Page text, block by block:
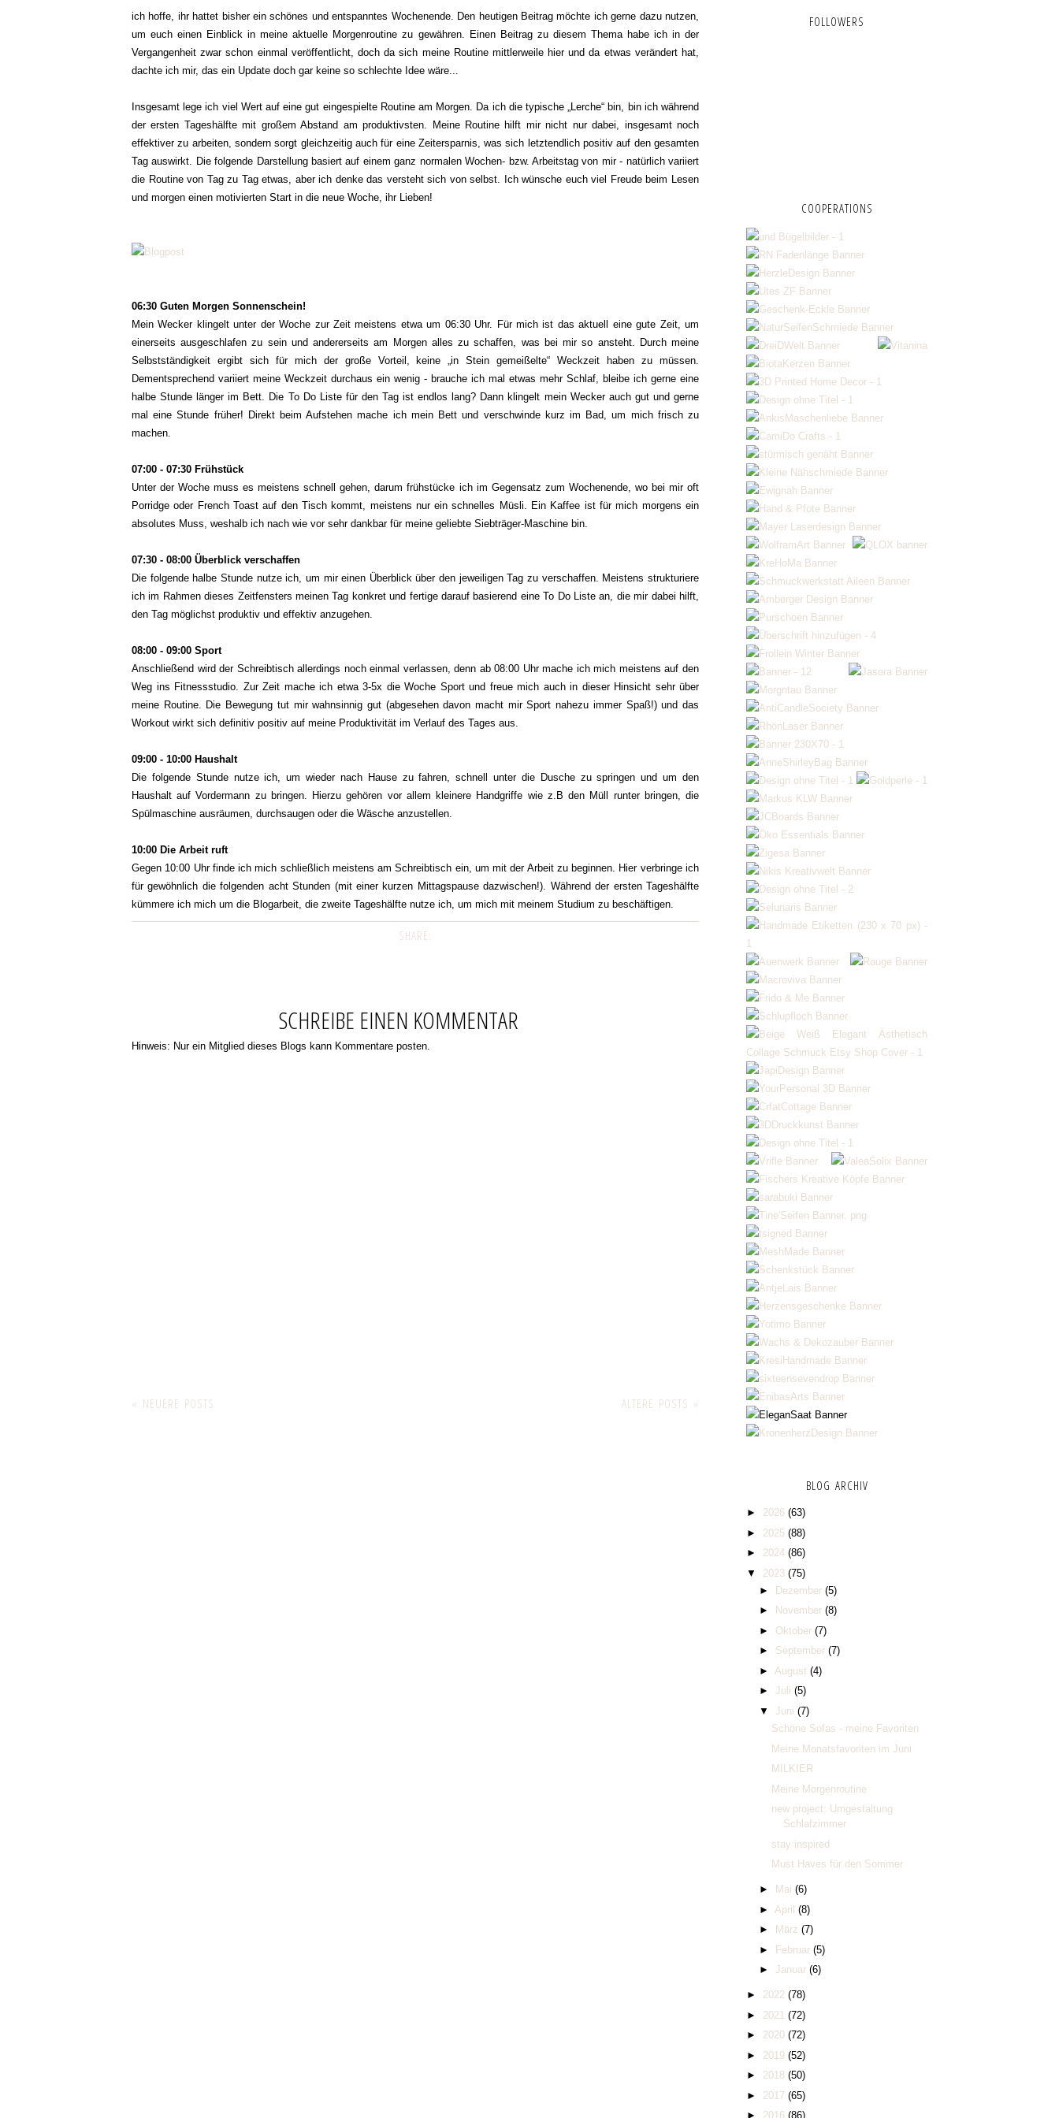
ich hoffe, ihr hattet bisher ein schönes und entspanntes Wochenende. Den heutigen Beitrag möchte ich gerne dazu nutzen,
um euch einen Einblick in meine aktuelle Morgenroutine zu gewähren. Einen Beitrag zu diesem Thema habe ich in der
Vergangenheit zwar schon einmal veröffentlicht, doch da sich meine Routine mittlerweile hier und da etwas verändert hat,
dachte ich mir, das ein Update doch gar keine so schlechte Idee wäre...
Insgesamt lege ich viel Wert auf eine gut eingespielte Routine am Morgen. Da ich die typische „Lerche“ bin, bin ich während
der ersten Tageshälfte mit großem Abstand am produktivsten. Meine Routine hilft mir nicht nur dabei, insgesamt noch
effektiver zu arbeiten, sondern sorgt gleichzeitig auch für eine Zeitersparnis, was sich letztendlich positiv auf den gesamten
Tag auswirkt. Die folgende Darstellung basiert auf einem ganz normalen Wochen- bzw. Arbeitstag von mir - natürlich variiert
die Routine von Tag zu Tag etwas, aber ich denke das versteht sich von selbst. Ich wünsche euch viel Freude beim Lesen
und morgen einen motivierten Start in die neue Woche, ihr Lieben!
06:30 Guten Morgen Sonnenschein!
Mein Wecker klingelt unter der Woche zur Zeit meistens etwa um 06:30 Uhr. Für mich ist das aktuell eine gute Zeit, um
einerseits ausgeschlafen zu sein und andererseits am Morgen alles zu schaffen, was bei mir so ansteht. Durch meine
Selbstständigkeit ergibt sich für mich der große Vorteil, keine „in Stein gemeißelte“ Weckzeit haben zu müssen.
Dementsprechend variiert meine Weckzeit durchaus ein wenig - brauche ich mal etwas mehr Schlaf, bleibe ich gerne eine
halbe Stunde länger im Bett. Die To Do Liste für den Tag ist endlos lang? Dann klingelt mein Wecker auch gut und gerne
mal eine Stunde früher! Direkt beim Aufstehen mache ich mein Bett und verschwinde kurz im Bad, um mich frisch zu
machen.
07:00 - 07:30 Frühstück
Unter der Woche muss es meistens schnell gehen, darum frühstücke ich im Gegensatz zum Wochenende, wo bei mir oft
Porridge oder French Toast auf den Tisch kommt, meistens nur ein schnelles Müsli. Ein Kaffee ist für mich morgens ein
absolutes Muss, weshalb ich nach wie vor sehr dankbar für meine geliebte Siebträger-Maschine bin.
07:30 - 08:00 Überblick verschaffen
Die folgende halbe Stunde nutze ich, um mir einen Überblick über den jeweiligen Tag zu verschaffen. Meistens strukturiere
ich im Rahmen dieses Zeitfensters meinen Tag konkret und fertige darauf basierend eine To Do Liste an, die mir dabei hilft,
den Tag möglichst produktiv und effektiv anzugehen.
08:00 - 09:00 Sport
Anschließend wird der Schreibtisch allerdings noch einmal verlassen, denn ab 08:00 Uhr mache ich mich meistens auf den
Weg ins Fitnessstudio. Zur Zeit mache ich etwa 3-5x die Woche Sport und freue mich auch in dieser Hinsicht sehr über
meine Routine. Die Bewegung tut mir wahnsinnig gut (abgesehen davon macht mir Sport nahezu immer Spaß!) und das
Workout wirkt sich definitiv positiv auf meine Produktivität im Verlauf des Tages aus.
09:00 - 10:00 Haushalt
Die folgende Stunde nutze ich, um wieder nach Hause zu fahren, schnell unter die Dusche zu springen und um den
Haushalt auf Vordermann zu bringen. Hierzu gehören vor allem kleinere Handgriffe wie z.B den Müll runter bringen, die
Spülmaschine ausräumen, durchsaugen oder die Wäsche anzustellen.
10:00 Die Arbeit ruft
Gegen 10:00 Uhr finde ich mich schließlich meistens am Schreibtisch ein, um mit der Arbeit zu beginnen. Hier verbringe ich
für gewöhnlich die folgenden acht Stunden (mit einer kurzen Mittagspause dazwischen!). Während der ersten Tageshälfte
kümmere ich mich um die Blogarbeit, die zweite Tageshälfte nutze ich, um mich mit meinem Studium zu beschäftigen.
SHARE:
SCHREIBE EINEN KOMMENTAR
Hinweis: Nur ein Mitglied dieses Blogs kann Kommentare posten.
« NEUERE POSTS ÄLTERE POSTS »
FOLLOWERS
COOPERATIONS
BLOG ARCHIV
► 2026 (63)
► 2025 (88)
► 2024 (86)
▼ 2023 (75)
►
Dezember (5)
►
November (8)
► Oktober (7)
► September (7)
► August (4)
► Juli (5)
▼ Juni (7)
Schöne Sofas - meine Favoriten
Meine Monatsfavoriten im Juni
MILKIER
Meine Morgenroutine
new project: Umgestaltung
Schlafzimmer
stay inspired
Must Haves für den Sommer
► Mai (6)
► April (8)
►
März (7)
► Februar (5)
► Januar (6)
► 2022 (78)
► 2021 (72)
► 2020 (72)
► 2019 (52)
► 2018 (50)
► 2017 (65)
► 2016 (86)